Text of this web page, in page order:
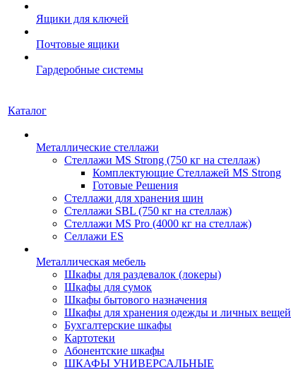
Ящики для ключей
Почтовые ящики
Гардеробные системы
Каталог
Металлические стеллажи
Стеллажи MS Strong (750 кг на стеллаж)
Комплектующие Стеллажей MS Strong
Готовые Решения
Стеллажи для хранения шин
Стеллажи SBL (750 кг на стеллаж)
Стеллажи MS Pro (4000 кг на стеллаж)
Селлажи ES
Металлическая мебель
Шкафы для раздевалок (локеры)
Шкафы для сумок
Шкафы бытового назначения
Шкафы для хранения одежды и личных вещей
Бухгалтерские шкафы
Картотеки
Абонентские шкафы
ШКАФЫ УНИВЕРСАЛЬНЫЕ